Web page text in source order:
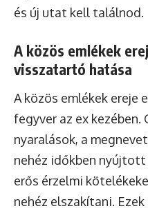
és új utat kell találnod.
A közös emlékek
visszatartó hatása
A közös emlékek ereje
fegyver az ex kezében.
nyaralások, a
nehéz időkben
erős érzelmi
nehéz elszakítani.